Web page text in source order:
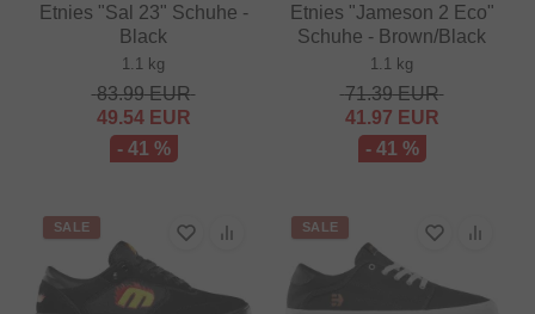
Etnies "Sal 23" Schuhe -
Black
1.1 kg
83.99EUR
49.54EUR
- 41 %
Etnies "Jameson 2 Eco"
Schuhe - Brown/Black
1.1 kg
71.39EUR
41.97 EUR
- 41 %
SALE SALE